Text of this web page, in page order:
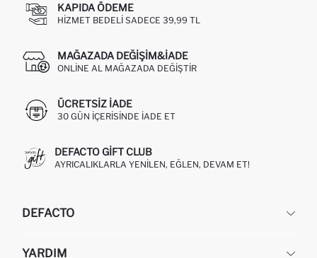
KAPIDA ÖDEME
HIZMET BEDELI SADECE 39,99 TL
MAĞAZADA DEĞIŞIM&İADE
ONLINE AL MAĞAZADA DEĞIŞTIR
ÜCRETSIZ IADE
30 GÜN IÇERISINDE IADE ET
DEFACTO GIFT CLUB
AYRICALIKLARLA YENILEN, EĞLEN, DEVAM ET!
DEFACTO
YARDIM